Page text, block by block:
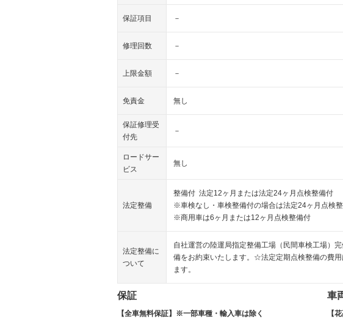
保証項目 －
修理回数 －
上限金額 －
免責金 無し
保証修理受
付先
－
ロードサー
ビス
無し
法定整備
整備付 法定12ヶ月または法定24ヶ月点検整備付
※車検なし・車検整備付の場合は法定24ヶ月点検
※商用車は6ヶ月または12ヶ月点検整備付
法定整備に
ついて
自社運営の陸運局指定整備工場（民間車検工場）
備をお約束いたします。☆法定定期点検整備の費
ます。
保証
【全車無料保証】※一部車種・輸入車は除く
車
【